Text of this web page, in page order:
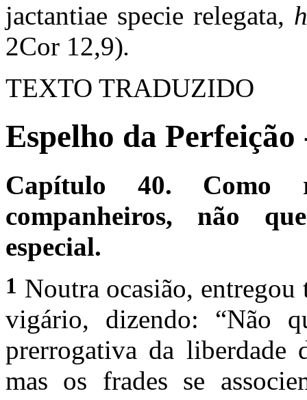
jactantiae specie relegata,
2Cor 12,9).
TEXTO TRADUZIDO
Espelho da Perfeição
Capítulo 40. Como
companheiros, não
especial.
1 Noutra ocasião, entregou
vigário, dizendo: “Não
prerrogativa da liberdade
mas os frades se